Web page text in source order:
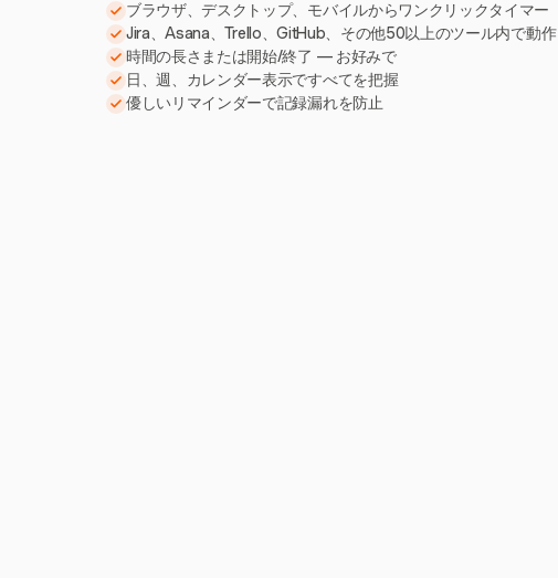
ブラウザ、デスクトップ、モバイルからワンクリックタイマー
Jira、Asana、Trello、GitHub、その他50以上のツール内で動作
時間の長さまたは開始/終了 — お好みで
日、週、カレンダー表示ですべてを把握
優しいリマインダーで記録漏れを防止